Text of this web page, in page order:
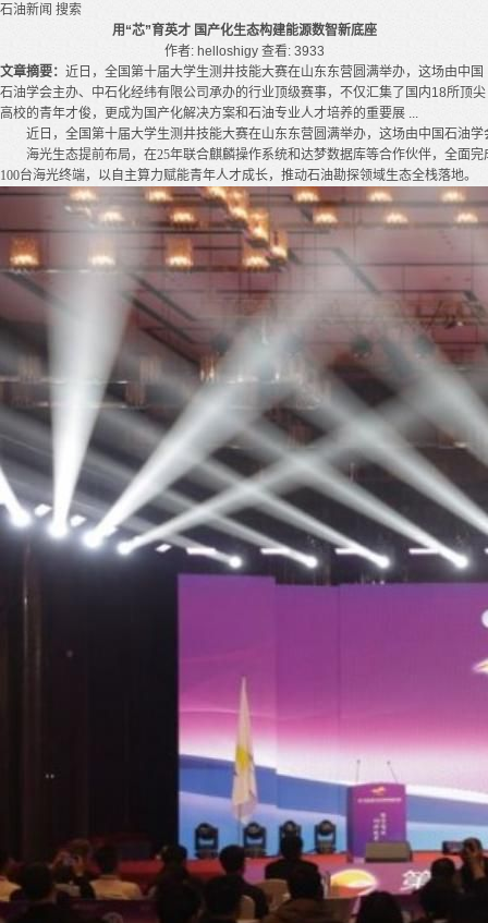
石油新闻 搜索
用“芯”育英才 国产化生态构建能源数智新底座
作者: helloshigy 查看: 3933
文章摘要： 近日，全国第十届大学生测井技能大赛在山东东营圆满举办，这场由中国
石油学会主办、中石化经纬有限公司承办的行业顶级赛事，不仅汇集了国内18所顶尖
高校的青年才俊，更成为国产化解决方案和石油专业人才培养的重要展 ...
近日，全国第十届大学生测井技能大赛在山东东营圆满举办，这场由中国石油
海光生态提前布局，在25年联合麒麟操作系统和达梦数据库等合作伙伴，全面
100台海光终端，以自主算力赋能青年人才成长，推动石油勘探领域生态全栈落地。